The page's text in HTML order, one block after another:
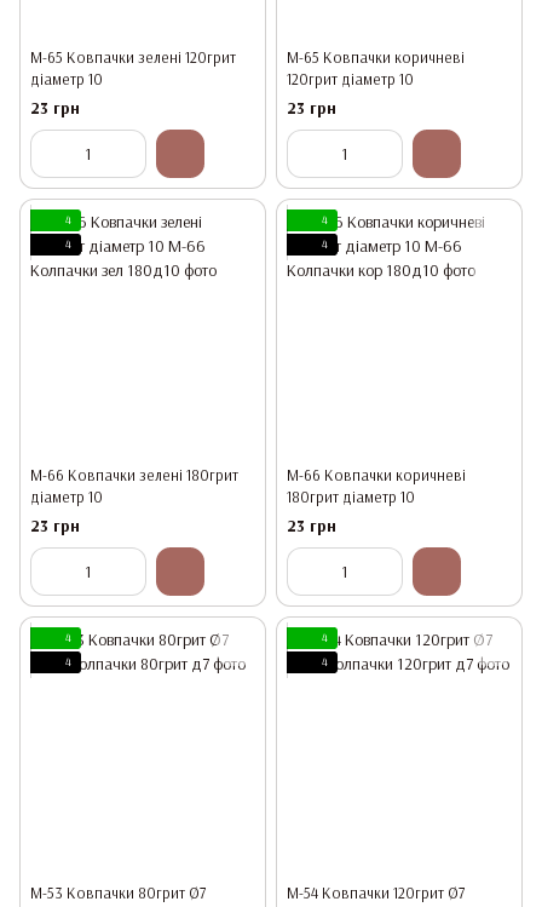
М-65 Ковпачки зелені 120грит
діаметр 10
23 грн
М-65 Ковпачки коричневі
120грит діаметр 10
23 грн
4
4
М-66 Ковпачки зелені 180грит
діаметр 10
23 грн
4
4
М-66 Ковпачки коричневі
180грит діаметр 10
23 грн
4
4
М-53 Ковпачки 80грит Ø7
4
4
М-54 Ковпачки 120грит Ø7